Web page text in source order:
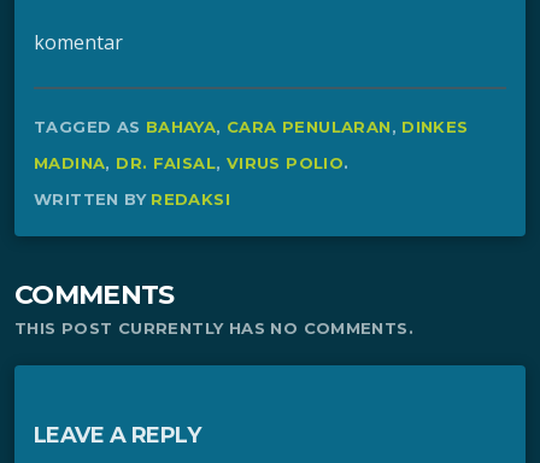
komentar
TAGGED AS BAHAYA, CARA PENULARAN, DINKES
MADINA, DR. FAISAL, VIRUS POLIO.
WRITTEN BY REDAKSI
COMMENTS
THIS POST CURRENTLY HAS NO COMMENTS.
LEAVE A REPLY